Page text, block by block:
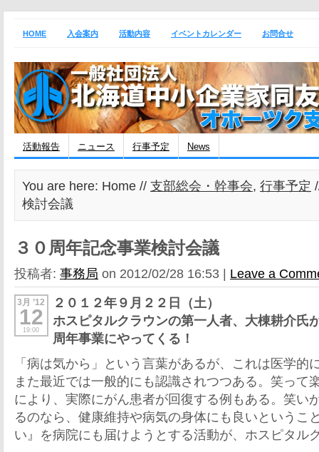
HOME 入会案内 活動内容 イベントカレンダー お問合せ
活動報告 ニュース 行事予定 News
You are here: Home // 支部総会・幹事会, 行事予定
検討会議
３０周年記念事業検討会議
投稿者: 事務局 on 2012/02/28 16:53 | Leave a
3月 ’12
12
19:00
２０１２年９月２２日（土）
ホスピタルクラウンの第一人者、大棟耕介氏
周年事業にやってくる！
「病は気から」という言葉があるが、これは医学的
また最近では一般的にも認識されつつある。笑って
により、実際にがん患者が回復する例もある。笑い
るのなら、健康維持や病気の身体にも良いというこ
い』を病院にも届けようとする活動が、ホスピタル